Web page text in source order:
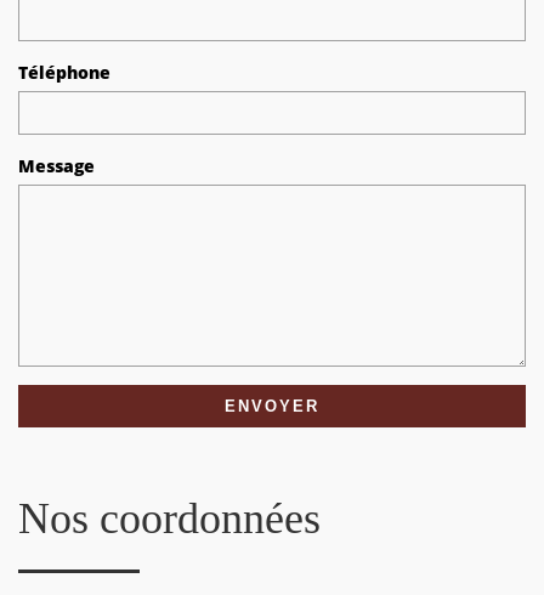
Téléphone
Message
Nos coordonnées